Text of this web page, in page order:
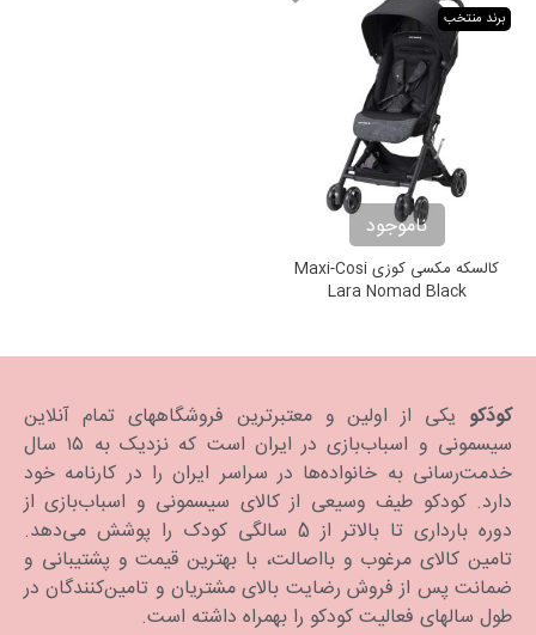
برند منتخب
ناموجود
کالسکه مکسی کوزی Maxi-Cosi
Lara Nomad Black
کودَکو یکی از اولین و معتبرترین فروشگاههای تمام آنلاین
سیسمونی و اسباب‌بازی در ایران است که نزدیک به ۱۵ سال
خدمت‌رسانی به خانواده‌ها در سراسر ایران را در کارنامه خود
دارد. كودكو طیف وسیعی از کالای سیسمونی و اسباب‌بازی از
دوره بارداری تا بالاتر از 5 سالگی کودک را پوشش می‌دهد.
تامین کالای مرغوب و بااصالت، با بهترین قیمت و پشتیبانی و
ضمانت پس از فروش رضایت بالای مشتریان و تامین‌کنندگان در
طول سالهای فعالیت کودکو را بهمراه داشته است.